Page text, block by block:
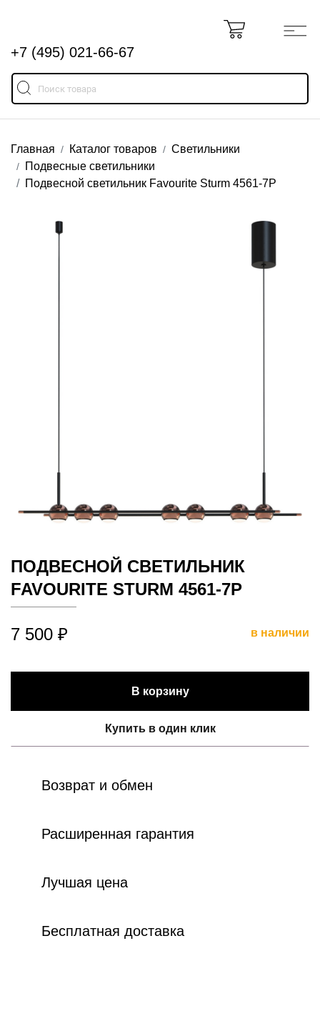
+7 (495) 021-66-67
Главная Каталог товаров
Светильники
Подвесные светильники
Подвесной светильник Favourite Sturm 4561-7P
ПОДВЕСНОЙ СВЕТИЛЬНИК
FAVOURITE STURM 4561-7P
7 500 ₽ в наличии
В корзину
Купить в один клик
Возврат и обмен
Расширенная гарантия
Лучшая цена
Бесплатная доставка